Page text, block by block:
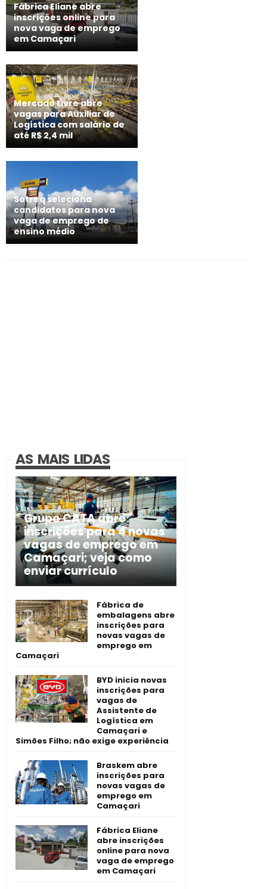
Fábrica Eliane abre
inscrições online para
nova vaga de emprego
em Camaçari
Mercado Livre abre
vagas para Auxiliar de
Logística com salário de
até R$ 2,4 mil
Sotreq seleciona
candidatos para nova
vaga de emprego de
ensino médio
AS MAIS LIDAS
Grupo CATA abre
inscrições para 4 novas
vagas de emprego em
Camaçari; veja como
enviar currículo
Fábrica de
embalagens abre
inscrições para
novas vagas de
emprego em
Camaçari
BYD inicia novas
inscrições para
vagas de
Assistente de
Logística em
Camaçari e
Simões Filho; não exige experiência
Braskem abre
inscrições para
novas vagas de
emprego em
Camaçari
Fábrica Eliane
abre inscrições
online para nova
vaga de emprego
em Camaçari